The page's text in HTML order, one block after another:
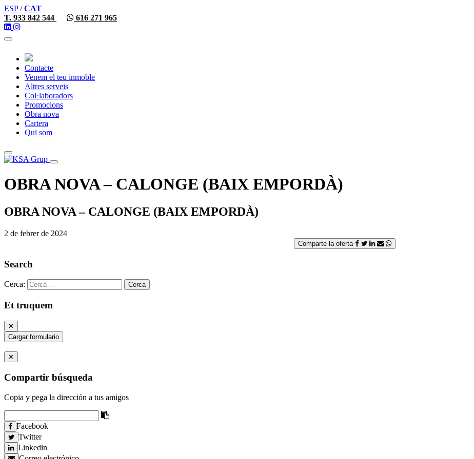
ESP/CAT
T. 933 842 544
616 271 965
Toggle
Contacte
Venem el teu inmoble
Altres serveis
Col·laboradors
Promocions
Obra nova
Cartera
Qui som
Toggle
navigation
OBRA NOVA – CALONGE (BAIX EMPORDÀ)
OBRA NOVA – CALONGE (BAIX EMPORDÀ)
2 de febrer de 2024
Comparte la oferta
Search
Cerca:
Et truquem
✕
Cargar formulario
✕
Compartir búsqueda
Copia y pega la dirección a tus amigos
Facebook
Twitter
Linkedin